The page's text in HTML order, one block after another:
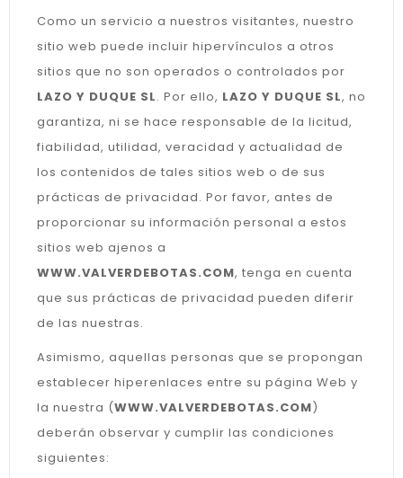
Como un servicio a nuestros visitantes, nuestro
sitio web puede incluir hipervínculos a otros
sitios que no son operados o controlados por
LAZO Y DUQUE SL. Por ello, LAZO Y DUQUE SL, no
garantiza, ni se hace responsable de la licitud,
fiabilidad, utilidad, veracidad y actualidad de
los contenidos de tales sitios web o de sus
prácticas de privacidad. Por favor, antes de
proporcionar su información personal a estos
sitios web ajenos a
WWW.VALVERDEBOTAS.COM, tenga en cuenta
que sus prácticas de privacidad pueden diferir
de las nuestras.
Asimismo, aquellas personas que se propongan
establecer hiperenlaces entre su página Web y
la nuestra (WWW.VALVERDEBOTAS.COM)
deberán observar y cumplir las condiciones
siguientes: